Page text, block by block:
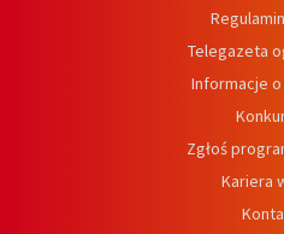
Telegazeta
Informacje
Zgłoś
Kariera